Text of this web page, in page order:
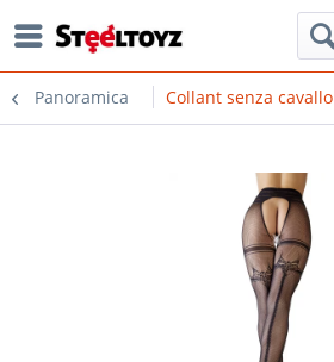
Panoramica Collant senza cavallo